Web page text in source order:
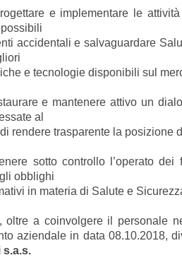
e implementare le attività
e salvaguardare
e tecnologie disponibili sul
e mantenere attivo un
al
trasparente la posizione
controllo l’operato dei
obblighi
in materia di Salute e
oltre a coinvolgere il personale
aziendale in data 08.10.2018,